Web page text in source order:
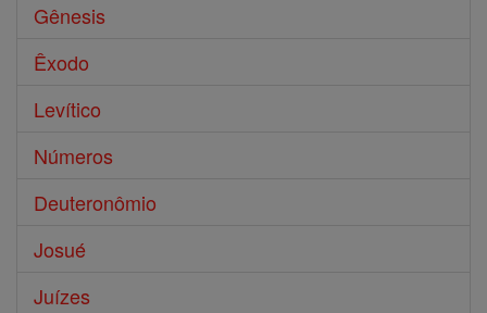
Gênesis
Êxodo
Levítico
Números
Deuteronômio
Josué
Juízes